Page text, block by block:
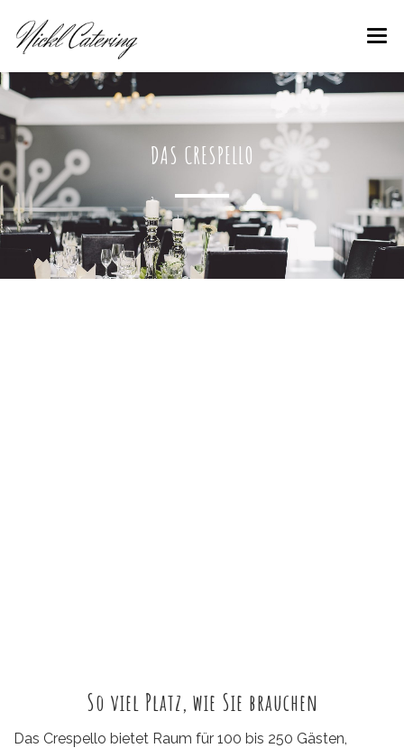
CRESPELLO
IHR FEST
IMPRESSUM DAS CRESPELLO
So viel Platz, wie Sie brauchen
Das Crespello bietet Raum für 100 bis 250 Gästen,